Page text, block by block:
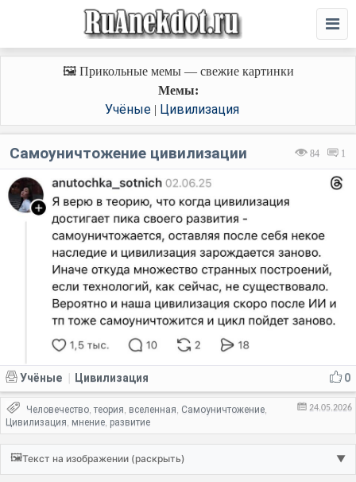
🖼️ Прикольные мемы — свежие картинки
Мемы:
Учёные | Цивилизация
84 1
Самоуничтожение цивилизации
0
Учёные Цивилизация
24.05.2026
Человечество,теория, вселенная, Самоуничтожение,
Цивилизация, мнение, развитие
🖼️Текст на изображении (раскрыть) ▼